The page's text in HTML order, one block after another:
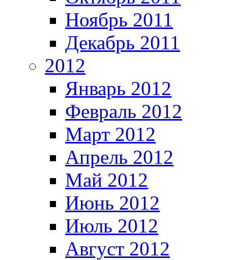
Ноябрь 2011
Декабрь 2011
2012
Январь 2012
Февраль 2012
Март 2012
Апрель 2012
Май 2012
Июнь 2012
Июль 2012
Август 2012